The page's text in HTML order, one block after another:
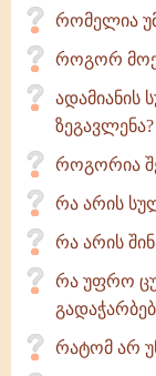
რომელია
როგორ
ადამიანის
ზეგავლენა?
როგორია
რა არის
რა არის
რა უფრო
რატომ არ